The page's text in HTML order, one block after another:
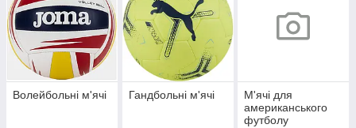
Волейбольні м'ячі Гандбольні м'ячі
М'ячі для
американського
футболу